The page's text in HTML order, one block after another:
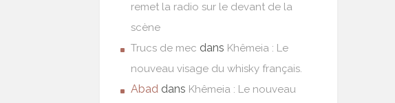
remet la radio sur le devant de la
scène
Trucs de mec dans Khêmeia : Le
nouveau visage du whisky français.
Abad dans Khêmeia : Le nouveau